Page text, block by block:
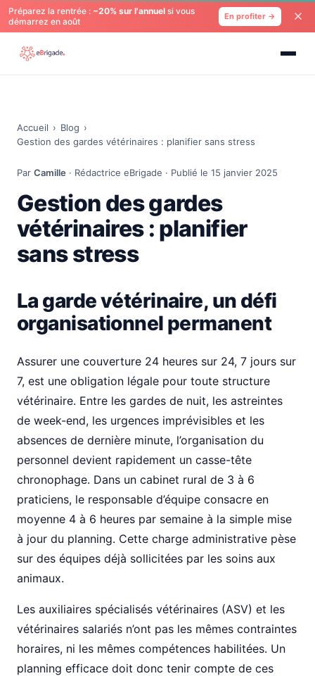
Préparez la rentrée : −20% sur l'annuel si vous
démarrez en août
En profiter →
Accueil › Blog ›
Gestion des gardes vétérinaires : planifier sans stress
Par Camille · Rédactrice eBrigade · Publié le 15 janvier 2025
Gestion des gardes
vétérinaires : planifier
sans stress
La garde vétérinaire, un défi
organisationnel permanent
Assurer une couverture 24 heures sur 24, 7 jours sur
7, est une obligation légale pour toute structure
vétérinaire. Entre les gardes de nuit, les astreintes
de week-end, les urgences imprévisibles et les
absences de dernière minute, l’organisation du
personnel devient rapidement un casse-tête
chronophage. Dans un cabinet rural de 3 à 6
praticiens, le responsable d’équipe consacre en
moyenne 4 à 6 heures par semaine à la simple mise
à jour du planning. Cette charge administrative pèse
sur des équipes déjà sollicitées par les soins aux
animaux.
Les auxiliaires spécialisés vétérinaires (ASV) et les
vétérinaires salariés n’ont pas les mêmes contraintes
horaires, ni les mêmes compétences habilitées. Un
planning efficace doit donc tenir compte de ces